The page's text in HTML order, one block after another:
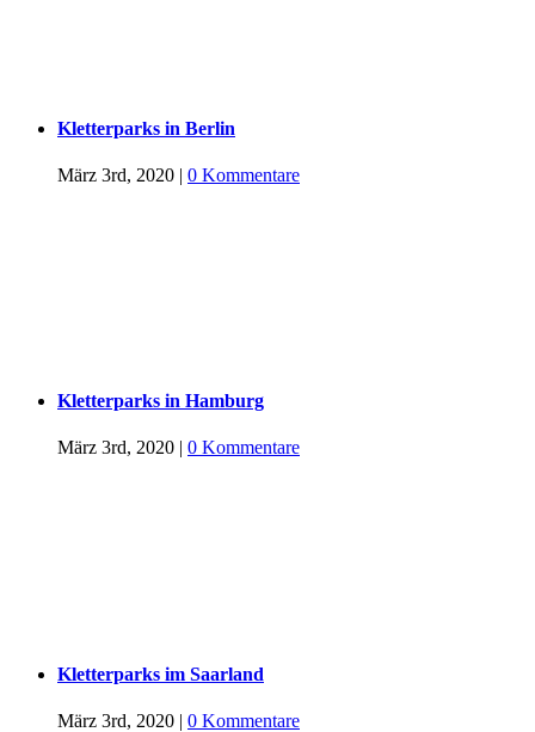
Kletterparks in Berlin
März 3rd, 2020 | 0 Kommentare
Kletterparks in Hamburg
März 3rd, 2020 | 0 Kommentare
Kletterparks im Saarland
März 3rd, 2020 | 0 Kommentare